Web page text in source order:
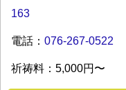
163
電話： 076-267-0522
祈祷料：5,000円〜